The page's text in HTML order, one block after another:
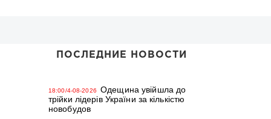
ПОСЛЕДНИЕ НОВОСТИ
18:00/4-08-2026
Одещина увійшла до
трійки лідерів України за кількістю
новобудов